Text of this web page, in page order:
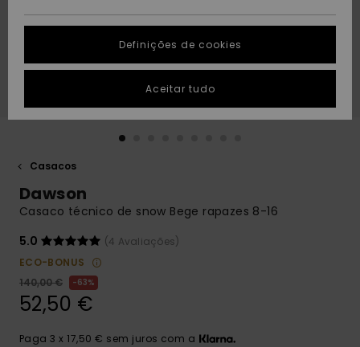
Coleções
Highlights
Guia de
tamanhos
conversa para
obteres a
resposta mais
respostas
para as
contacto.
PRESENTE
DESEJO
Casacos
Dawson
Casaco técnico de snow Bege rapazes 8-16
5.0
(4 Avaliações)
ECO-BONUS
140,00 €
63%
52,50 €
Paga 3 x 17,50 € sem juros com a
Definições de cookies
Aceitar tudo